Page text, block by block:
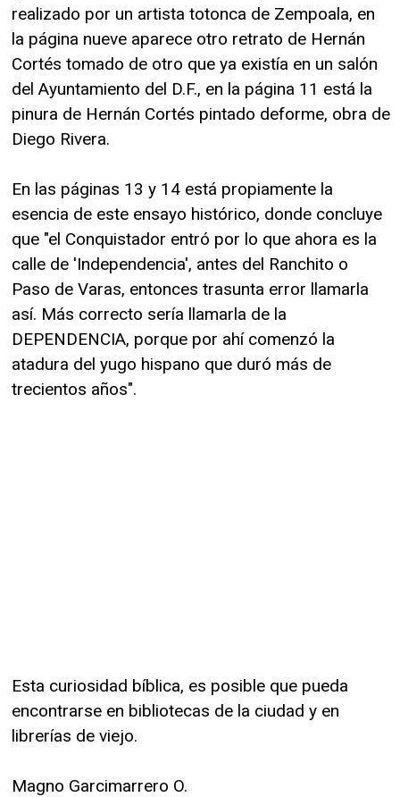
realizado por un artista totonca de Zempoala, en
la página nueve aparece otro retrato de Hernán
Cortés tomado de otro que ya existía en un salón
del Ayuntamiento del D.F., en la página 11 está la
pinura de Hernán Cortés pintado deforme, obra de
Diego Rivera.
En las páginas 13 y 14 está propiamente la
esencia de este ensayo histórico, donde concluye
que "el Conquistador entró por lo que ahora es la
calle de 'Independencia', antes del Ranchito o
Paso de Varas, entonces trasunta error llamarla
así. Más correcto sería llamarla de la
DEPENDENCIA, porque por ahí comenzó la
atadura del yugo hispano que duró más de
trecientos años".
Esta curiosidad bíblica, es posible que pueda
encontrarse en bibliotecas de la ciudad y en
librerías de viejo.
Magno Garcimarrero O.